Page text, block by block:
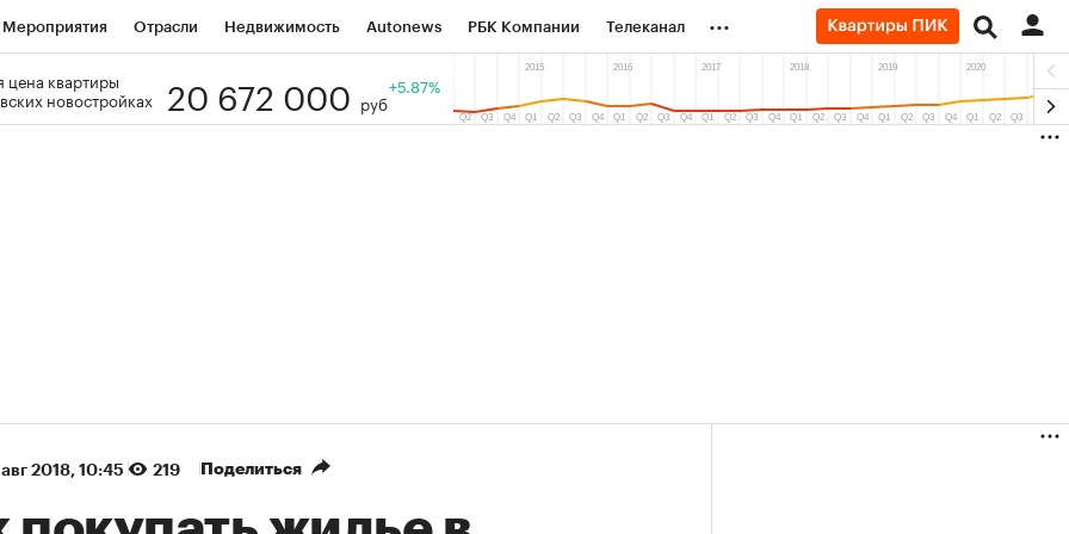
Мероприятия Отрасли Недвижимость Autonews РБК Компании Телеканал
РБК Образование Тренды
...
цена квартиры
новостройках
20 672 000 руб
+5.87%
2018, 10:45 219 Поделиться